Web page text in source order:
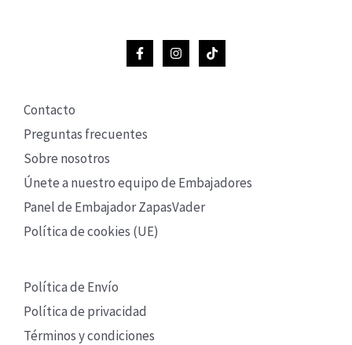
Contacto
Preguntas frecuentes
Sobre nosotros
Únete a nuestro equipo de Embajadores
Panel de Embajador ZapasVader
Política de cookies (UE)
Política de Envío
Política de privacidad
Términos y condiciones